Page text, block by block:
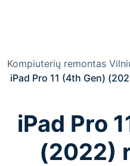
Kompiuterių remontas
iPad Pro 11 (4th Gen)
iPad Pro
(2022)